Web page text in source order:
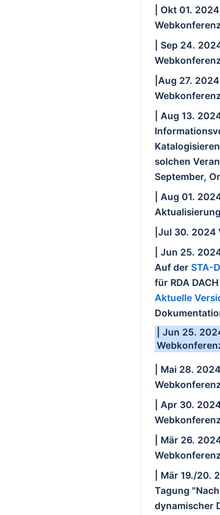
| Okt 01. 2024
| Sep 24.
|Aug 27. 2024
| Aug 13.
solchen
September,
| Aug 01.
|Jul 30. 2024
| Jun 25.
Auf der STA-
für RDA
Aktuelle
| Jun 25.
| Mai 28.
| Apr 30.
| Mär 26.
| Mär 19./20.
Tagung
dynamischer